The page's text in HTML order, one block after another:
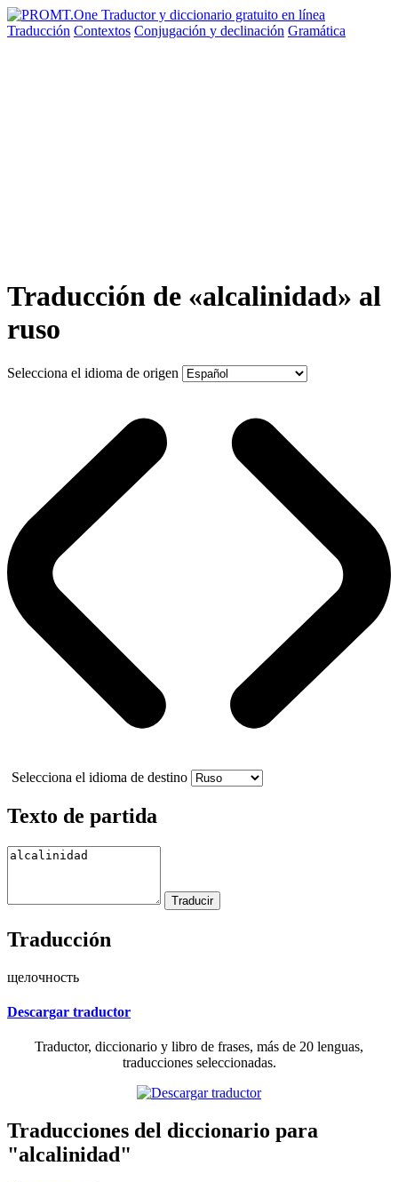
Traducción Contextos Conjugación y declinación Gramática
Traducción de «alcalinidad» al
ruso
Selecciona el idioma de origen
Selecciona el idioma de destino
Texto de partida
Traducción
щелочность
Descargar traductor
Traductor, diccionario y libro de frases, más de 20 lenguas,
traducciones seleccionadas.
Traducciones del diccionario para
"alcalinidad"